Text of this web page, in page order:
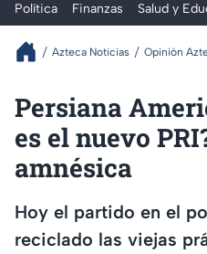
Política Finanzas Salud y
Azteca Noticias Opinión
Persiana
es el nuevo
amnésica
Hoy el partido en el
reciclado las viejas